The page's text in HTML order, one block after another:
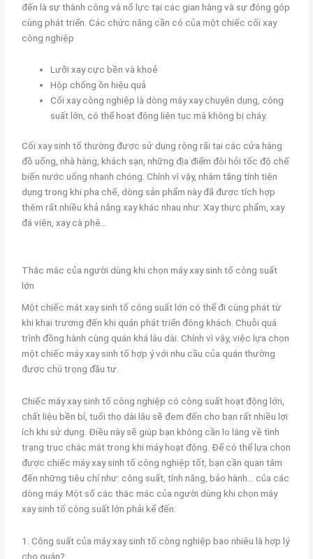
đến là sự thành công và nổ lực tại các gian hàng và sự đóng góp
cùng phát triển. Các chức năng cần có của một chiếc cối xay
công nghiệp
Lưỡi xay cực bền và khoẻ
Hộp chống ồn hiệu quả
Cối xay công nghiệp là dòng máy xay chuyên dụng, công
suất lớn, có thể hoạt động liên tục mà không bị cháy.
Cối xay sinh tố thường được sử dụng rộng rãi tại các cửa hàng
đồ uống, nhà hàng, khách sạn, những địa điểm đòi hỏi tốc độ chế
biến nước uống nhanh chóng. Chính vì vậy, nhằm tăng tính tiện
dụng trong khi pha chế, dòng sản phẩm này đã được tích hợp
thêm rất nhiều khả năng xay khác nhau như: Xay thực phẩm, xay
đá viên, xay cà phê…
Thắc mắc của người dùng khi chọn máy xay sinh tố công suất
lớn
Một chiếc mát xay sinh tố công suất lớn có thể đi cùng phát từ
khi khai trương đến khi quán phát triển đông khách. Chuỗi quá
trình đồng hành cùng quán khá lâu dài. Chính vì vậy, việc lựa chọn
một chiếc máy xay sinh tố hợp ý với nhu cầu của quán thường
được chú trọng đầu tư.
Chiếc máy xay sinh tố công nghiệp có công suất hoạt động lớn,
chất liệu bền bỉ, tuổi thọ dài lâu sẽ đem đến cho bạn rất nhiều lợi
ích khi sử dụng. Điều này sẽ giúp bạn không cần lo lắng về tình
trạng trục chắc mắt trong khi máy hoạt động. Để có thể lựa chọn
được chiếc máy xay sinh tố công nghiệp tốt, bạn cần quan tâm
đến những tiêu chí như: công suất, tính năng, bảo hành… của các
dòng máy. Một số các thắc mác của người dùng khi chọn máy
xay sinh tố công suất lớn phải kể đến:
1. Công suất của máy xay sinh tố công nghiệp bao nhiêu là hợp lý
cho quán?